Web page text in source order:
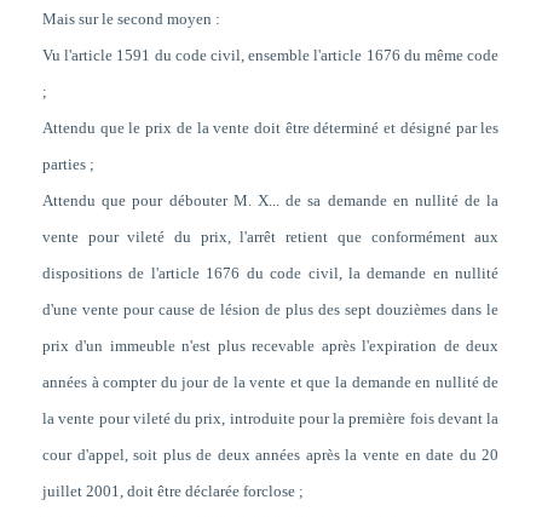
Mais sur le second moyen :
Vu l'article 1591 du code civil, ensemble l'article 1676 du même code
;
Attendu que le prix de la vente doit être déterminé et désigné par les
parties ;
Attendu que pour débouter M. X... de sa demande en nullité de la
vente pour vileté du prix, l'arrêt retient que conformément aux
dispositions de l'article 1676 du code civil, la demande en nullité
d'une vente pour cause de lésion de plus des sept douzièmes dans le
prix d'un immeuble n'est plus recevable après l'expiration de deux
années à compter du jour de la vente et que la demande en nullité de
la vente pour vileté du prix, introduite pour la première fois devant la
cour d'appel, soit plus de deux années après la vente en date du 20
juillet 2001, doit être déclarée forclose ;